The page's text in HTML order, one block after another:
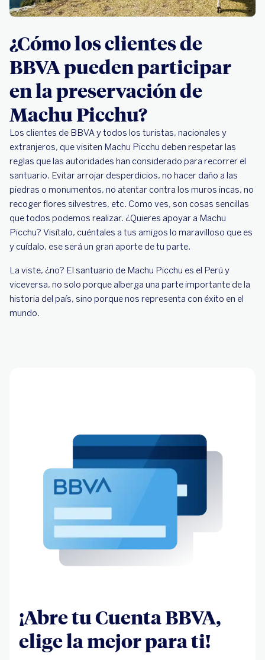
¿Cómo los clientes de
BBVA pueden participar
en la preservación de
Machu Picchu?
Los clientes de BBVA y todos los turistas, nacionales y
extranjeros, que visiten Machu Picchu deben respetar las
reglas que las autoridades han considerado para recorrer el
santuario. Evitar arrojar desperdicios, no hacer daño a las
piedras o monumentos, no atentar contra los muros incas, no
recoger flores silvestres, etc. Como ves, son cosas sencillas
que todos podemos realizar. ¿Quieres apoyar a Machu
Picchu? Visítalo, cuéntales a tus amigos lo maravilloso que es
y cuídalo, ese será un gran aporte de tu parte.
La viste, ¿no? El santuario de Machu Picchu es el Perú y
viceversa, no solo porque alberga una parte importante de la
historia del país, sino porque nos representa con éxito en el
mundo.
¡Abre tu Cuenta BBVA,
elige la mejor para ti!